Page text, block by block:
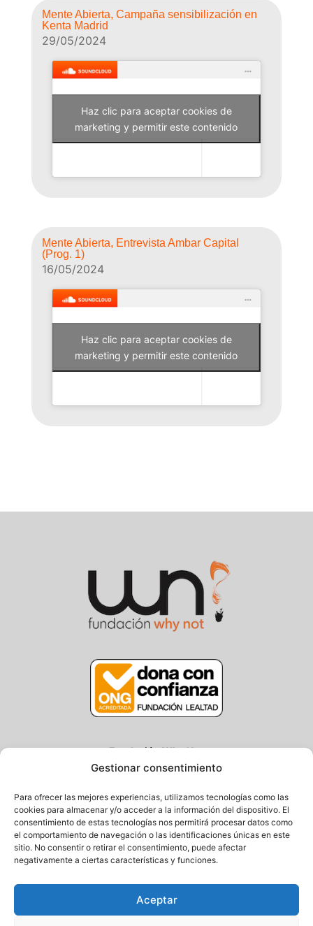
Gestionar consentimiento
Para ofrecer las mejores experiencias, utilizamos tecnologías como las
cookies para almacenar y/o acceder a la información del dispositivo. El
consentimiento de estas tecnologías nos permitirá procesar datos como
el comportamiento de navegación o las identificaciones únicas en este
sitio. No consentir o retirar el consentimiento, puede afectar
negativamente a ciertas características y funciones.
Aceptar
Mente Abierta, Campaña sensibilización en
Kenta Madrid
29/05/2024
Haz clic para aceptar cookies de
marketing y permitir este contenido
Mente Abierta, Entrevista Ambar Capital
(Prog. 1)
16/05/2024
Haz clic para aceptar cookies de
marketing y permitir este contenido
Fundación Why Not
Centro/Txoko: Particular de Ategorrieta 3, Gros
20013 Donostia – Gipuzkoa
Tel.: (+34) 943 058 694 / 627 014 791
Email: info@fundacionwhynot.org
Privacy Policy
Cookie Policy